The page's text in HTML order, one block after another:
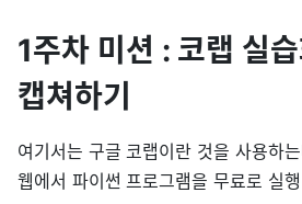
1주차 미션 : 코랩 실
캡쳐하기
여기서는 구글 코랩이란 것을 사용하
웹에서 파이썬 프로그램을 무료로 실